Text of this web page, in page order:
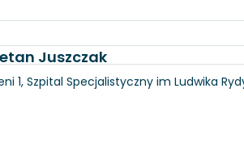
Juszczak
1, Szpital Specjalistyczny im Ludwika